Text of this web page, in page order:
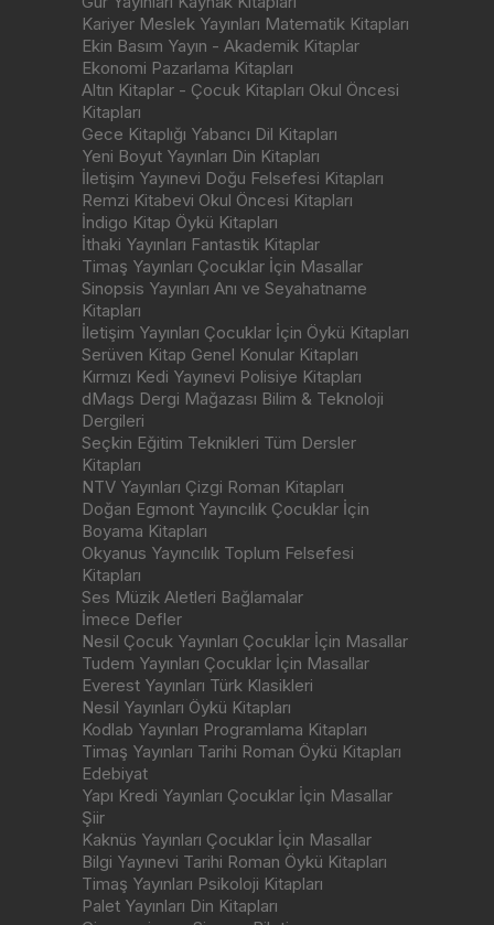
Kariyer Meslek Yayınları Matematik Kitapları
Ekin Basım Yayın - Akademik Kitaplar
Ekonomi Pazarlama Kitapları
Altın Kitaplar - Çocuk Kitapları Okul Öncesi
Kitapları
Gece Kitaplığı Yabancı Dil Kitapları
Yeni Boyut Yayınları Din Kitapları
İletişim Yayınevi Doğu Felsefesi Kitapları
Remzi Kitabevi Okul Öncesi Kitapları
İndigo Kitap Öykü Kitapları
İthaki Yayınları Fantastik Kitaplar
Timaş Yayınları Çocuklar İçin Masallar
Sinopsis Yayınları Anı ve Seyahatname
Kitapları
İletişim Yayınları Çocuklar İçin Öykü Kitapları
Serüven Kitap Genel Konular Kitapları
Kırmızı Kedi Yayınevi Polisiye Kitapları
dMags Dergi Mağazası Bilim & Teknoloji
Dergileri
Seçkin Eğitim Teknikleri Tüm Dersler
Kitapları
NTV Yayınları Çizgi Roman Kitapları
Doğan Egmont Yayıncılık Çocuklar İçin
Boyama Kitapları
Okyanus Yayıncılık Toplum Felsefesi
Kitapları
Ses Müzik Aletleri Bağlamalar
İmece Defler
Nesil Çocuk Yayınları Çocuklar İçin Masallar
Tudem Yayınları Çocuklar İçin Masallar
Everest Yayınları Türk Klasikleri
Nesil Yayınları Öykü Kitapları
Kodlab Yayınları Programlama Kitapları
Timaş Yayınları Tarihi Roman Öykü Kitapları
Edebiyat
Yapı Kredi Yayınları Çocuklar İçin Masallar
Şiir
Kaknüs Yayınları Çocuklar İçin Masallar
Bilgi Yayınevi Tarihi Roman Öykü Kitapları
Timaş Yayınları Psikoloji Kitapları
Palet Yayınları Din Kitapları